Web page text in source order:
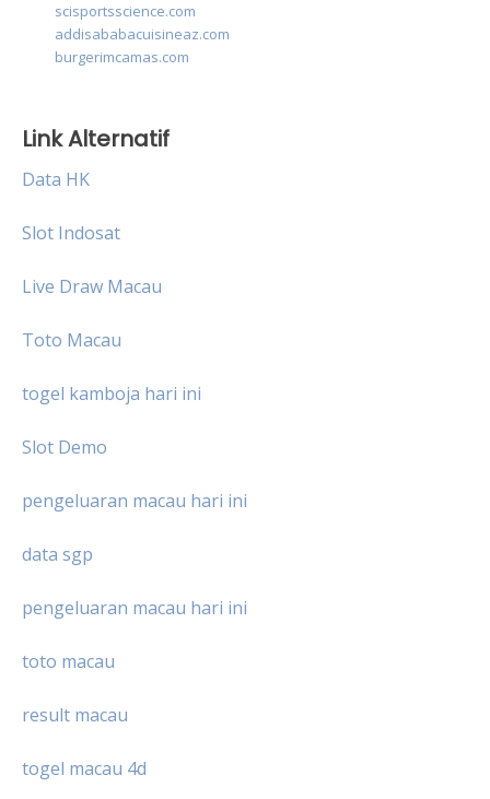
scisportsscience.com
addisababacuisineaz.com
burgerimcamas.com
Link Alternatif
Data HK
Slot Indosat
Live Draw Macau
Toto Macau
togel kamboja hari ini
Slot Demo
pengeluaran macau hari ini
data sgp
pengeluaran macau hari ini
toto macau
result macau
togel macau 4d